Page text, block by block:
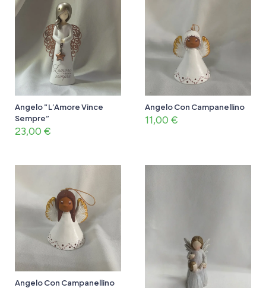
Angelo “L’Amore Vince
Sempre”
23,00 €
Angelo Con Campanellino
11,00 €
Angelo Con Campanellino